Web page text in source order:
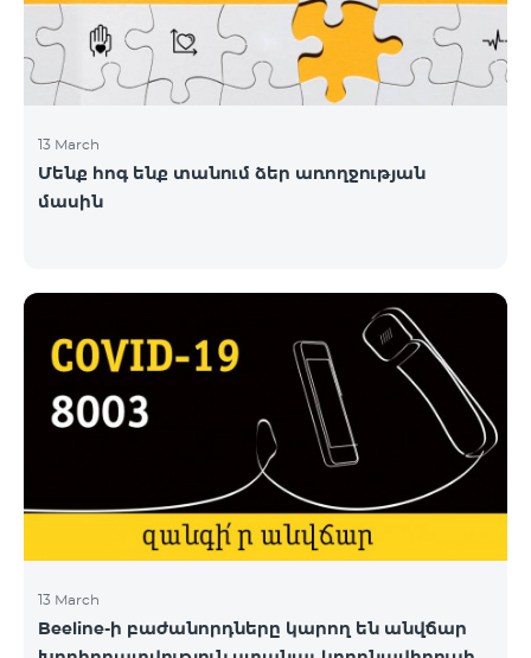
13 March
Մենք հոգ ենք տանում ձեր առողջության
մասին
13 March
Beeline-ի բաժանորդները կարող են անվճար